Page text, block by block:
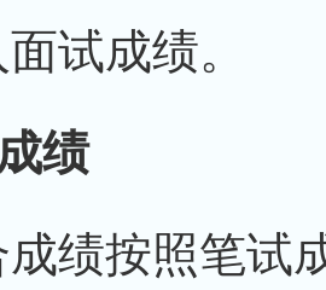
试成绩。
绩
绩按照笔试